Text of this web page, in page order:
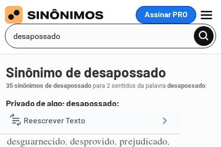
Assinar PRO
MENU
Reescrever Texto
Sinônimo de desapossado
35 sinônimos de desapossado para 2 sentidos da palavra desapossado:
Privado de algo; desapossado:
1 excluído,destituído
desguarnecido, desprovido, prejudicado,